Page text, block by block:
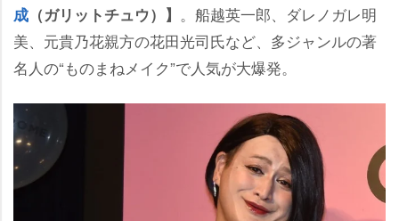
成 （ガリットチュウ）】 。船越英一郎、ダレノガレ明
美、元貴乃花親方の花田光司氏など、多ジャンルの著
名人の“ものまねメイク”で人気が大爆発。